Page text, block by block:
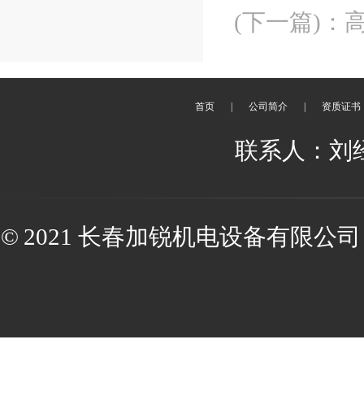
(下一篇) ：
首页 公司简介 资质证书
联系人：刘
© 2021 长春加锐机电设备有限公